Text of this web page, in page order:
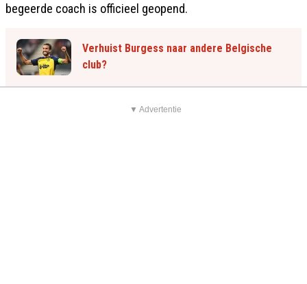
begeerde coach is officieel geopend.
Verhuist Burgess naar andere Belgische
club?
▼ Advertentie